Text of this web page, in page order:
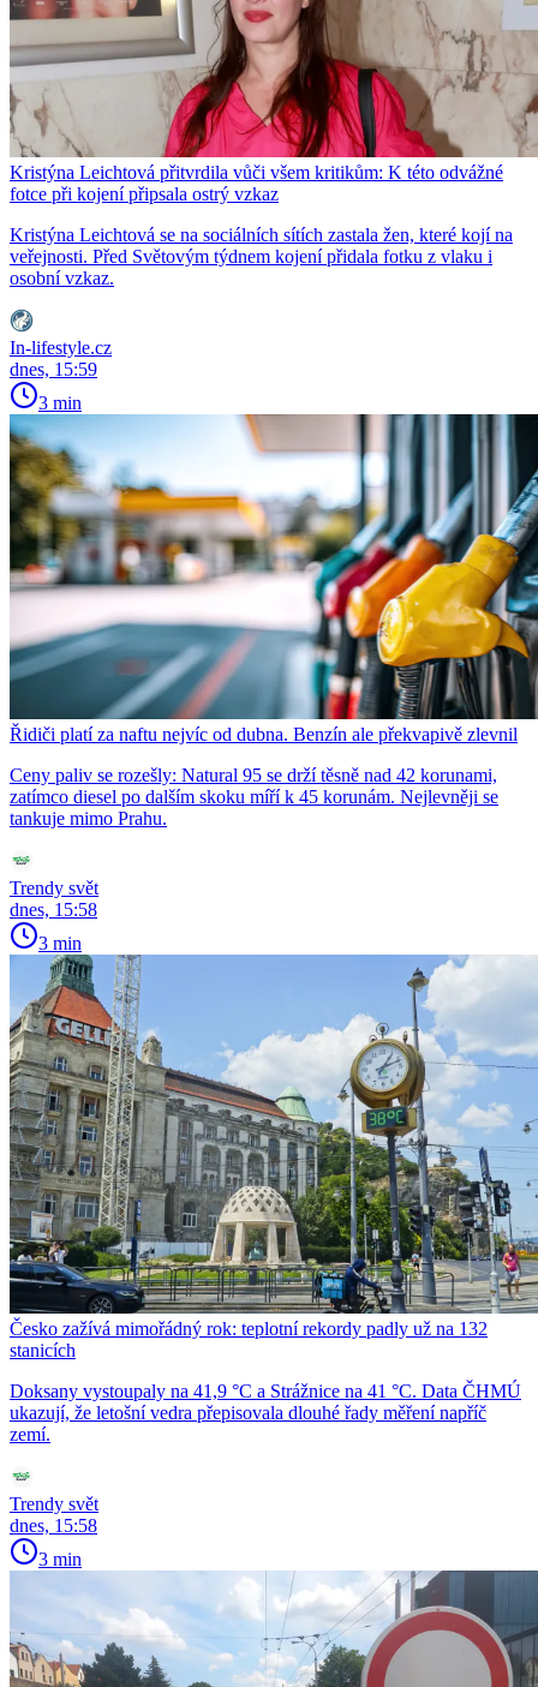
Kristýna Leichtová přitvrdila vůči všem kritikům: K této odvážné
fotce při kojení připsala ostrý vzkaz
Kristýna Leichtová se na sociálních sítích zastala žen, které kojí na
veřejnosti. Před Světovým týdnem kojení přidala fotku z vlaku i
osobní vzkaz.
In-lifestyle.cz
dnes, 15:59
3 min
Řidiči platí za naftu nejvíc od dubna. Benzín ale překvapivě zlevnil
Ceny paliv se rozešly: Natural 95 se drží těsně nad 42 korunami,
zatímco diesel po dalším skoku míří k 45 korunám. Nejlevněji se
tankuje mimo Prahu.
Trendy svět
dnes, 15:58
3 min
Česko zažívá mimořádný rok: teplotní rekordy padly už na 132
stanicích
Doksany vystoupaly na 41,9 °C a Strážnice na 41 °C. Data ČHMÚ
ukazují, že letošní vedra přepisovala dlouhé řady měření napříč
zemí.
Trendy svět
dnes, 15:58
3 min